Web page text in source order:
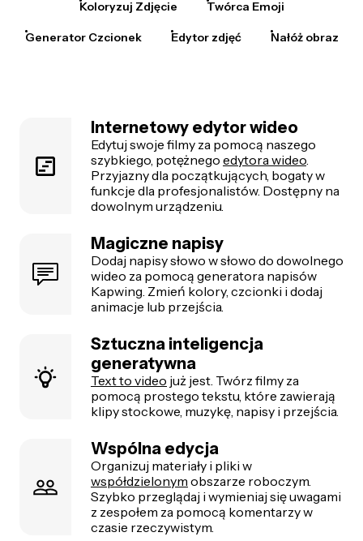
Koloryzuj Zdjęcie Twórca Emoji
Generator Czcionek Edytor zdjęć Nałóż obraz
Internetowy edytor wideo
Edytuj swoje filmy za pomocą naszego
szybkiego, potężnego edytora wideo.
Przyjazny dla początkujących, bogaty w
funkcje dla profesjonalistów. Dostępny na
dowolnym urządzeniu.
Magiczne napisy
Dodaj napisy słowo w słowo do dowolnego
wideo za pomocą generatora napisów
Kapwing. Zmień kolory, czcionki i dodaj
animacje lub przejścia.
Sztuczna inteligencja
generatywna
Text to video już jest. Twórz filmy za
pomocą prostego tekstu, które zawierają
klipy stockowe, muzykę, napisy i przejścia.
Wspólna edycja
Organizuj materiały i pliki w
współdzielonym obszarze roboczym.
Szybko przeglądaj i wymieniaj się uwagami
z zespołem za pomocą komentarzy w
czasie rzeczywistym.